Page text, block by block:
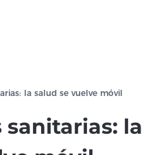
la salud se vuelve móvil
la